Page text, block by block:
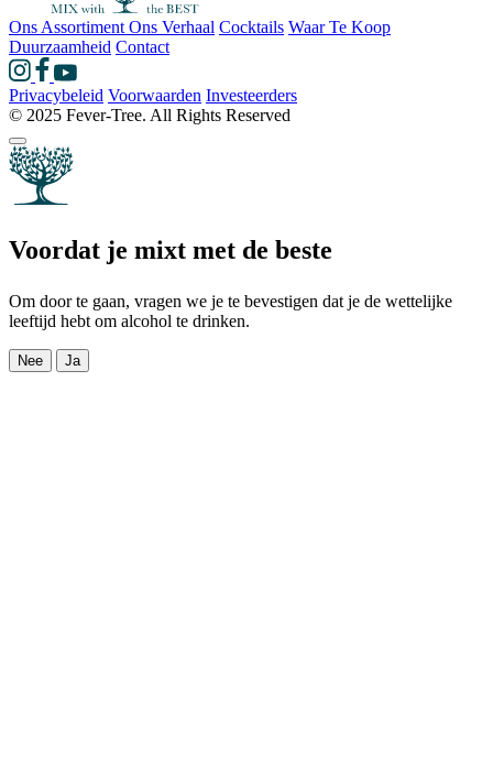
Ons Assortiment Ons Verhaal Cocktails Waar Te Koop
Duurzaamheid Contact
Privacybeleid Voorwaarden Investeerders
© 2025 Fever-Tree. All Rights Reserved
Voordat je mixt met de beste
Om door te gaan, vragen we je te bevestigen dat je de wettelijke
leeftijd hebt om alcohol te drinken.
Nee Ja